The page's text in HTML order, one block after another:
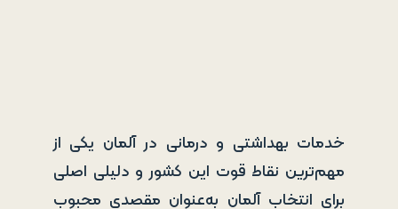
خدمات بهداشتی و درمانی در آلمان یکی از
مهم‌ترین نقاط قوت این کشور و دلیلی اصلی
برای انتخاب آلمان به‌عنوان مقصدی محبوب